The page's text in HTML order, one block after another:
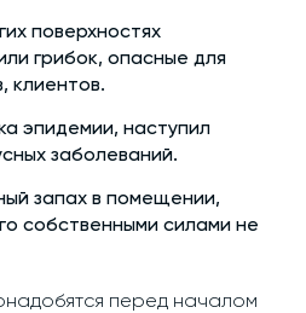
поверхностях
грибок, опасные для
клиентов.
эпидемии, наступил
заболеваний.
запах в помещении,
собственными силами не
перед началом